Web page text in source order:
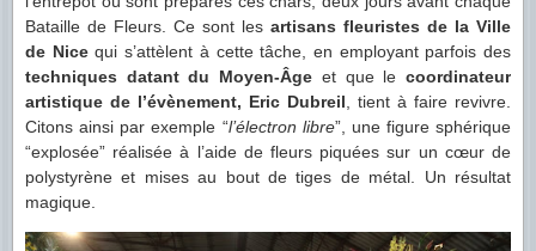
Bataille de Fleurs. Ce sont les artisans fleuristes de la Ville
de Nicequi s’attèlent à cette tâche, en employant parfois des
techniques datant du Moyen-Âge et que lecoordinateur
artistique de l’évènement, Eric Dubreil , tient à faire revivre.
Citons ainsi par exemple “l’électron libre”, une figure sphérique
“explosée” réalisée à l’aide de fleurs piquées sur un cœur de
polystyrène et mises au bout de tiges de métal. Un résultat
magique.